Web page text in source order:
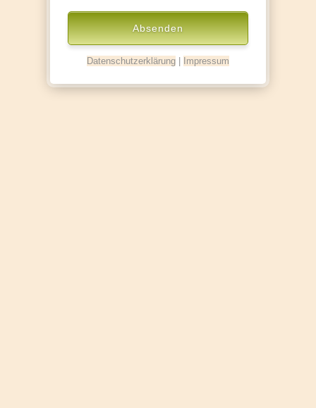
Datenschutzerklärung Impressum